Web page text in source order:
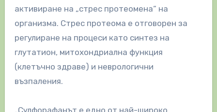
активиране на „стрес протеомена“ на
организма. Стрес протеома е отговорен за
регулиране на процеси като синтез на
глутатион, митохондриална функция
(клетъчно здраве) и неврологични
възпаления.